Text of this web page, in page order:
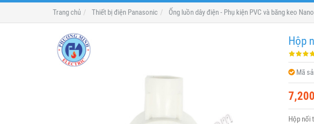
Trang chủ Thiết bị điện Panasonic Ống luồn dây điện - Phụ kiện PVC và băng keo
Hộp
Mã
Hộp nối